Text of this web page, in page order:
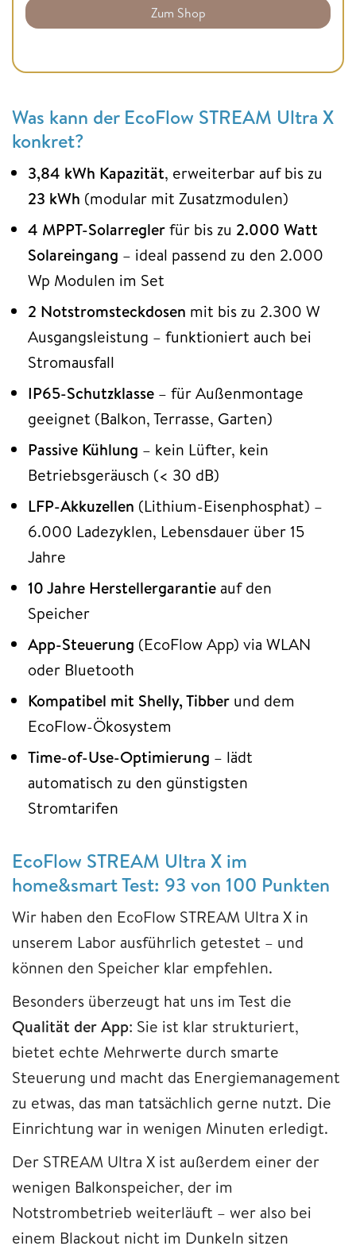
Zum Shop
Was kann der EcoFlow STREAM Ultra X
konkret?
3,84 kWh Kapazität, erweiterbar auf bis zu
23 kWh (modular mit Zusatzmodulen)
4 MPPT-Solarreglerfür bis zu 2.000 Watt
Solareingang – ideal passend zu den 2.000
Wp Modulen im Set
2 Notstromsteckdosen mit bis zu 2.300 W
Ausgangsleistung – funktioniert auch bei
Stromausfall
IP65-Schutzklasse – für Außenmontage
geeignet (Balkon, Terrasse, Garten)
Passive Kühlung – kein Lüfter, kein
Betriebsgeräusch (< 30 dB)
LFP-Akkuzellen (Lithium-Eisenphosphat) –
6.000 Ladezyklen, Lebensdauer über 15
Jahre
10 Jahre Herstellergarantie auf den
Speicher
App-Steuerung (EcoFlow App) via WLAN
oder Bluetooth
Kompatibel mit Shelly, Tibber und dem
EcoFlow-Ökosystem
Time-of-Use-Optimierung – lädt
automatisch zu den günstigsten
Stromtarifen
EcoFlow STREAM Ultra X im
home&smart Test: 93 von 100 Punkten
Wir haben den EcoFlow STREAM Ultra X in
unserem Labor ausführlich getestet – und
können den Speicher klar empfehlen.
Besonders überzeugt hat uns im Test die
Qualität der App: Sie ist klar strukturiert,
bietet echte Mehrwerte durch smarte
Steuerung und macht das Energiemanagement
zu etwas, das man tatsächlich gerne nutzt. Die
Einrichtung war in wenigen Minuten erledigt.
Der STREAM Ultra X ist außerdem einer der
wenigen Balkonspeicher, der im
Notstrombetrieb weiterläuft – wer also bei
einem Blackout nicht im Dunkeln sitzen